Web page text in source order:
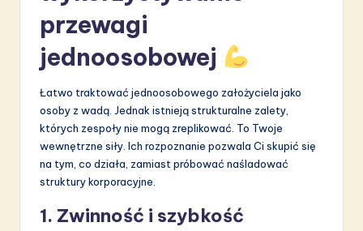
przewagi
jednoosobowej
Łatwo traktować jednoosobowego założyciela jako
osoby z wadą. Jednak istnieją strukturalne zalety,
których zespoły nie mogą zreplikować. To Twoje
wewnętrzne siły. Ich rozpoznanie pozwala Ci skupić się
na tym, co działa, zamiast próbować naśladować
struktury korporacyjne.
1. Zwinność i szybkość